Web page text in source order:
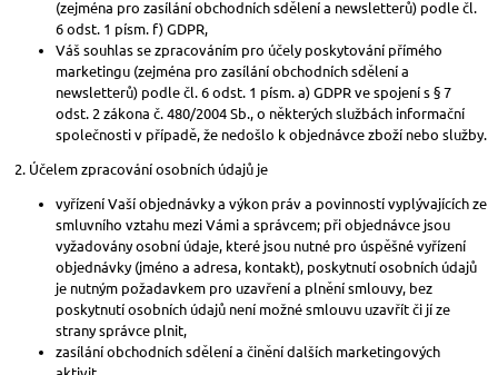
(zejména pro zasílání obchodních sdělení a newsletterů) podle čl.
6 odst. 1 písm. f) GDPR,
Váš souhlas se zpracováním pro účely poskytování přímého
marketingu (zejména pro zasílání obchodních sdělení a
newsletterů) podle čl. 6 odst. 1 písm. a) GDPR ve spojení s § 7
odst. 2 zákona č. 480/2004 Sb., o některých službách informační
společnosti v případě, že nedošlo k objednávce zboží nebo služby.
2. Účelem zpracování osobních údajů je
vyřízení Vaší objednávky a výkon práv a povinností vyplývajících ze
smluvního vztahu mezi Vámi a správcem; při objednávce jsou
vyžadovány osobní údaje, které jsou nutné pro úspěšné vyřízení
objednávky (jméno a adresa, kontakt), poskytnutí osobních údajů
je nutným požadavkem pro uzavření a plnění smlouvy, bez
poskytnutí osobních údajů není možné smlouvu uzavřít či jí ze
strany správce plnit,
zasílání obchodních sdělení a činění dalších marketingových
Kč
Původně: